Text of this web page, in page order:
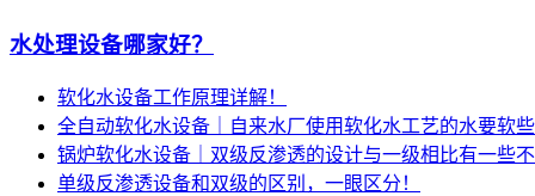
水处理设备哪家好？
软化水设备工作原理详解！
全自动软化水设备｜自来水厂使用软化水工艺的水要软些
锅炉软化水设备｜双级反渗透的设计与一级相比有一些
单级反渗透设备和双级的区别，一眼区分！